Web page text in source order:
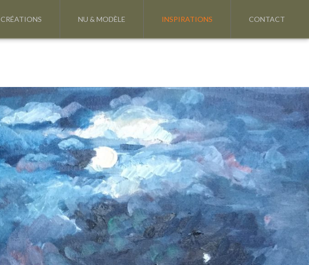
CRÉATIONS NU & MODÈLE INSPIRATIONS CONTACT